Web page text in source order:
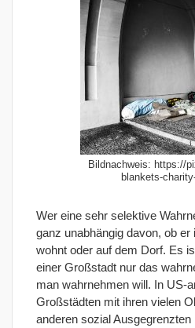
Bildnachweis: https://
blankets-
Wer eine sehr selektive
ganz unabhängig davon, ob er
wohnt oder auf dem Dorf. Es
einer Großstadt nur das
man wahrnehmen will. In US-
Großstädten mit ihren vielen
anderen sozial